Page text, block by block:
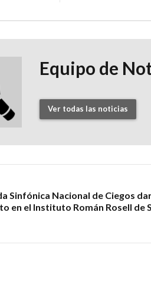
Equipo de
Ver todas las noticias
Sinfónica Nacional de Ciegos
en el Instituto Román Rosell de